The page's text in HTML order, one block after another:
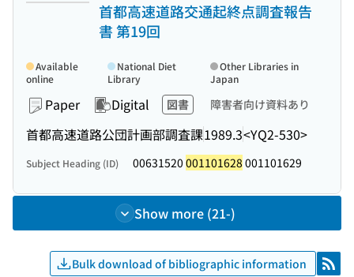
首都高速道路交通起終点調査報告
書 第19回
Paper Digital 図書 障害者向け資料あり
首都高速道路公団計画部調査課1989.3<YQ2-530>
Available
online
National Diet
Library
Other Libraries in
Japan
Subject Heading (ID) 00631520 001101628 001101629
Show more (21-)
Bulk download of bibliographic information RSS